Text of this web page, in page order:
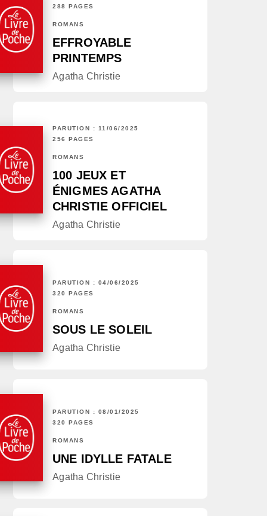
288 PAGES
ROMANS
EFFROYABLE
PRINTEMPS
Agatha Christie
PARUTION : 11/06/2025
256 PAGES
ROMANS
100 JEUX ET
ÉNIGMES AGATHA
CHRISTIE OFFICIEL
Agatha Christie
PARUTION : 04/06/2025
320 PAGES
ROMANS
SOUS LE SOLEIL
Agatha Christie
PARUTION : 08/01/2025
320 PAGES
ROMANS
UNE IDYLLE FATALE
Agatha Christie